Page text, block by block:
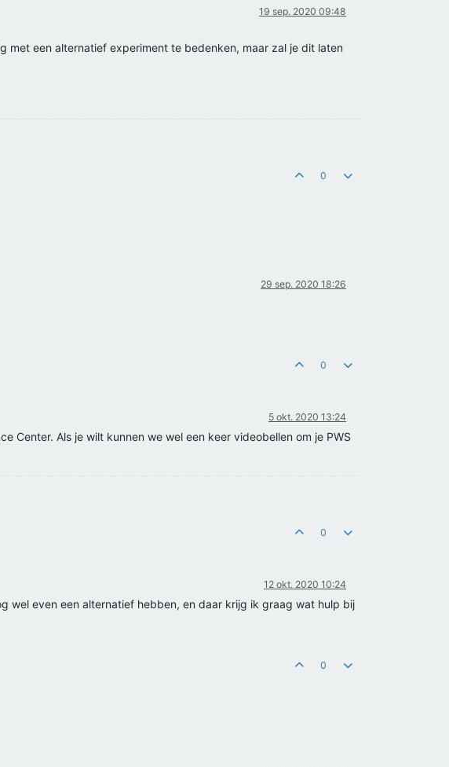
19 sep. 2020 09:48
met een alternatief experiment te bedenken, maar zal je dit laten
0
29 sep. 2020 18:26
0
5 okt. 2020 13:24
Center. Als je wilt kunnen we wel een keer videobellen om je PWS
0
12 okt. 2020 10:24
wel even een alternatief hebben, en daar krijg ik graag wat hulp bij
0